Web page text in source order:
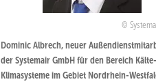
Dominic Albrech, neuer
der Systemair GmbH für den Bereich
Klimasysteme im Gebiet Nordrhein-